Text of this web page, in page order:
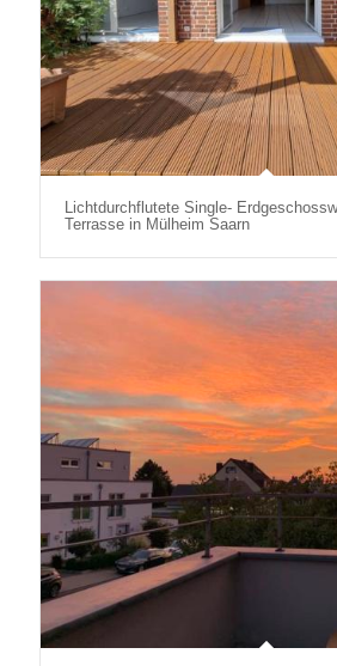
Lichtdurchflutete Single-
Terrasse in Mülheim Saarn